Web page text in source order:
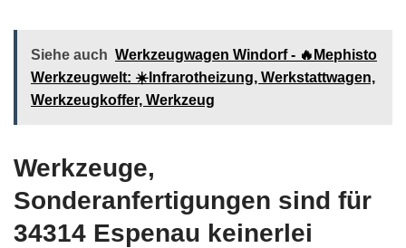
Siehe auch Werkzeugwagen Windorf - 🔥Mephisto
Werkzeugwelt: ☀️Infrarotheizung, Werkstattwagen,
Werkzeugkoffer, Werkzeug
Werkzeuge,
Sonderanfertigungen sind für
34314 Espenau keinerlei